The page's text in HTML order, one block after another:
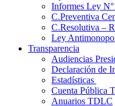
Informes Ley
C.Preventiva
C.Resolutiva –
Ley
Transparencia
Audiencias
Declaración de
Estadísticas
Cuenta Pública
Anuarios TDLC